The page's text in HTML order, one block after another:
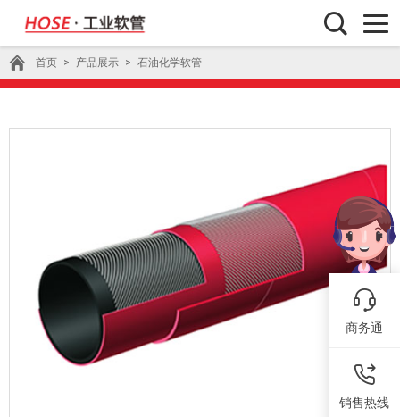
首页 > 产品展示 > 石油化学软管
商务通
销售热线